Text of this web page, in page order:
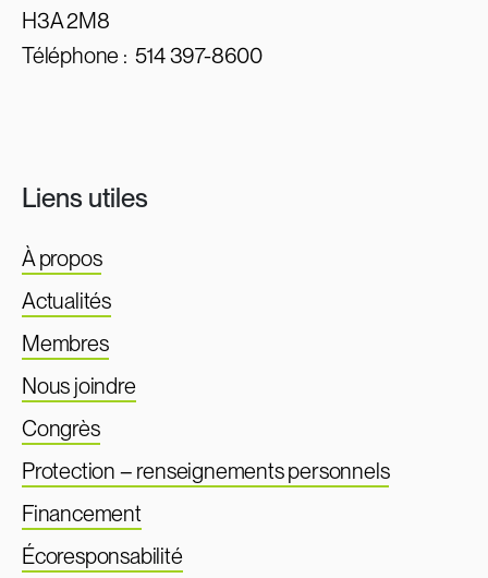
H3A 2M8
Téléphone :514 397-8600
Liens utiles
À propos
Actualités
Membres
Nous joindre
Congrès
Protection – renseignements personnels
Financement
Écoresponsabilité